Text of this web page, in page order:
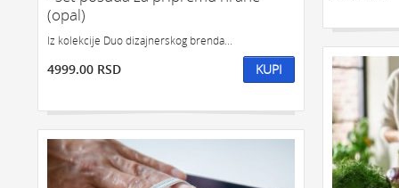
(opal)
Iz kolekcije Duo dizajnerskog brenda...
4999.00 RSD KUPI